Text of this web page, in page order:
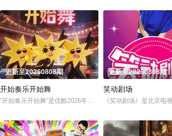
电影卫星频道联合推出的节目。该节目每期嘉宾分组对抗，
更新至20260808期 1.0
开始奏乐开始舞
“开始奏乐开始舞”是优酷2026年即将推出的一档全新音乐类
更新至20260808期
笑动剧场
《笑动剧场》是北京电